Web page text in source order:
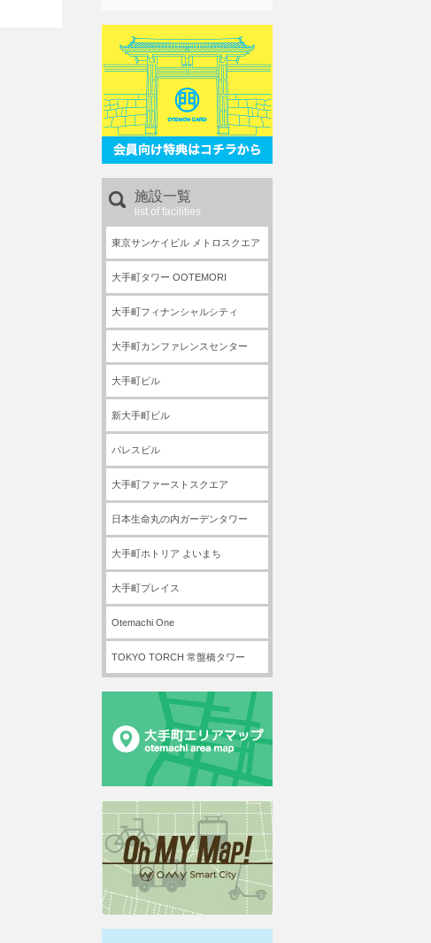
施設一覧
list of facilities
東京サンケイビル メトロスクエア
大手町タワー OOTEMORI
大手町フィナンシャルシティ
大手町カンファレンスセンター
大手町ビル
新大手町ビル
パレスビル
大手町ファーストスクエア
日本生命丸の内ガーデンタワー
大手町ホトリア よいまち
大手町プレイス
Otemachi One
TOKYO TORCH 常盤橋タワー